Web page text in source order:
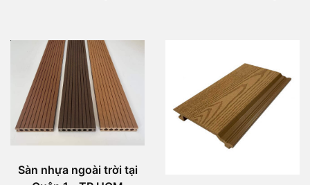
Sàn nhựa ngoài trời tại